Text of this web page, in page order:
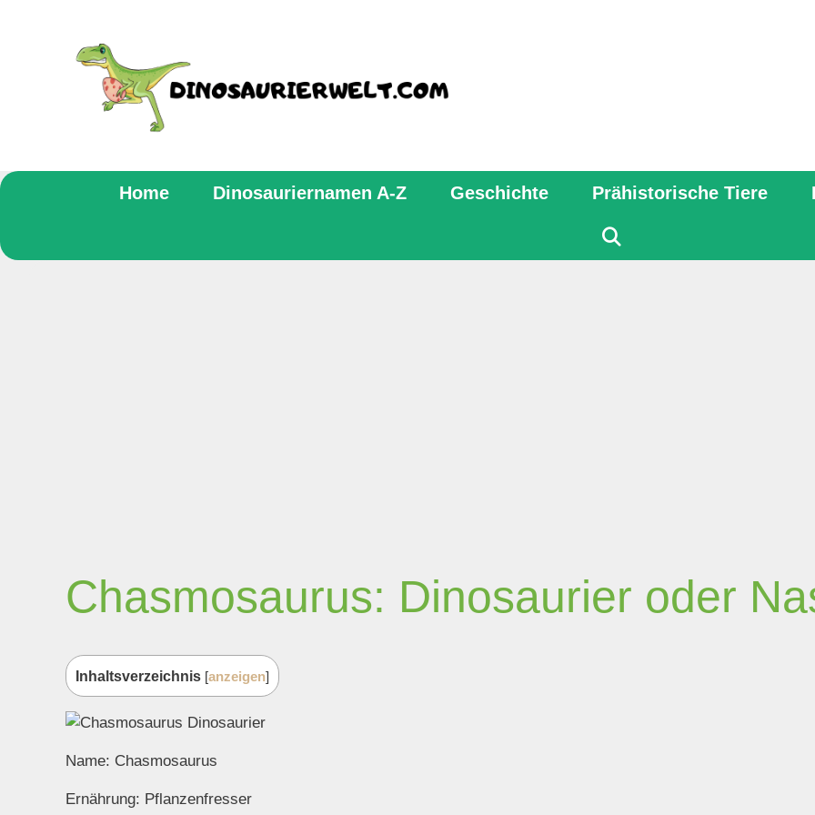
Home Dinosauriernamen A-Z Geschichte Prähistorische Tiere
Chasmosaurus: Dinosaurier oder
Inhaltsverzeichnis [anzeigen]
Name: Chasmosaurus
Ernährung: Pflanzenfresser